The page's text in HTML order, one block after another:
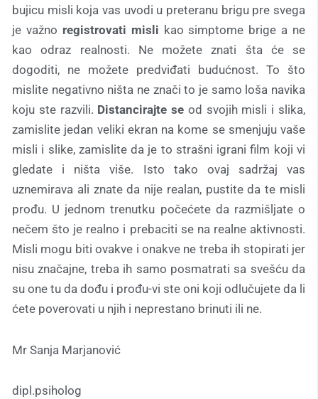
bujicu misli koja vas uvodi u preteranu brigu pre svega
je važno registrovati misli kao simptome brige a ne
kao odraz realnosti. Ne možete znati šta će se
dogoditi, ne možete predviđati budućnost. To što
mislite negativno ništa ne znači to je samo loša navika
koju ste razvili. Distancirajte se od svojih misli i slika,
zamislite jedan veliki ekran na kome se smenjuju vaše
misli i slike, zamislite da je to strašni igrani film koji vi
gledate i ništa više. Isto tako ovaj sadržaj vas
uznemirava ali znate da nije realan, pustite da te misli
prođu. U jednom trenutku počećete da razmišljate o
nečem što je realno i prebaciti se na realne aktivnosti.
Misli mogu biti ovakve i onakve ne treba ih stopirati jer
nisu značajne, treba ih samo posmatrati sa svešću da
su one tu da dođu i prođu-vi ste oni koji odlučujete da li
ćete poverovati u njih i neprestano brinuti ili ne.
Mr Sanja Marjanović
dipl.psiholog